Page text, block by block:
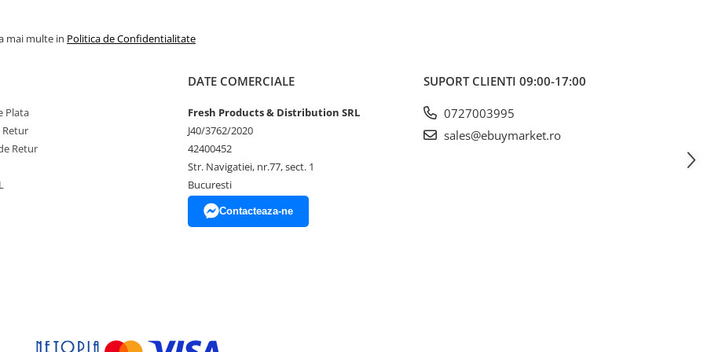
baloanele sunt durabile
ți flexibilitatea de a le
mai multe in Politica de Confidentialitate
Plata
Retur
Retur
DATE COMERCIALE
Fresh Products & Distribution SRL
J40/3762/2020
42400452
Str. Navigatiei, nr.77, sect. 1
Bucuresti
Contacteaza-ne
SUPORT CLIENTI 09:00-17:00
0727003995
sales@ebuymarket.ro